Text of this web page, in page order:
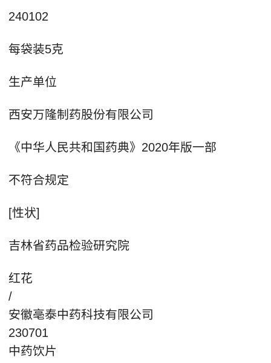
240102
每袋装5克
生产单位
西安万隆制药股份有限公司
《中华人民共和国药典》2020年版一部
不符合规定
[性状]
吉林省药品检验研究院
红花
/
安徽亳泰中药科技有限公司
230701
中药饮片